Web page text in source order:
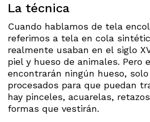
La técnica
Cuando hablamos de tela
referimos a tela en cola
realmente usaban en el siglo
piel y hueso de animales. Pero
encontrarán ningún hueso,
procesados para que puedan
hay pinceles, acuarelas,
formas que vestirán.